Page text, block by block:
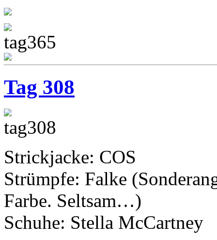
Tag 308
Strickjacke: COS
Strümpfe: Falke
Farbe. Seltsam…)
Schuhe: Stella McCartney